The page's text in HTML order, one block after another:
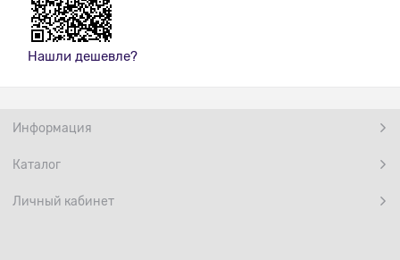
Нашли дешевле?
Информация
Каталог
Личный кабинет